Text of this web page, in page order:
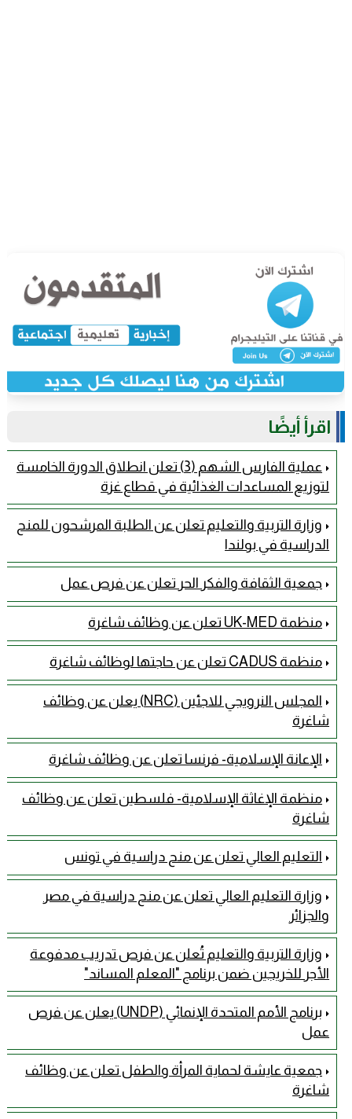
اقرأ أيضًا
عملية الفارس الشهم (3) تعلن انطلاق الدورة الخامسة
لتوزيع المساعدات الغذائية في قطاع غزة
وزارة التربية والتعليم تعلن عن الطلبة المرشحون للمنح
الدراسية في بولندا
جمعية الثقافة والفكر الحر تعلن عن فرص عمل
منظمة UK-MED تعلن عن وظائف شاغرة
منظمة CADUS تعلن عن حاجتها لوظائف شاغرة
المجلس النرويجي للاجئين (NRC) يعلن عن وظائف
شاغرة
الإعانة الإسلامية- فرنسا تعلن عن وظائف شاغرة
منظمة الإغاثة الإسلامية- فلسطين تعلن عن وظائف
شاغرة
التعليم العالي تعلن عن منح دراسية في تونس
وزارة التعليم العالي تعلن عن منح دراسية في مصر
والجزائر
وزارة التربية والتعليم تُعلن عن فرص تدريب مدفوعة
الأجر للخريجين ضمن برنامج "المعلم المساند"
برنامج الأمم المتحدة الإنمائي (UNDP) يعلن عن فرص
عمل
جمعية عايشة لحماية المرأة والطفل تعلن عن وظائف
شاغرة